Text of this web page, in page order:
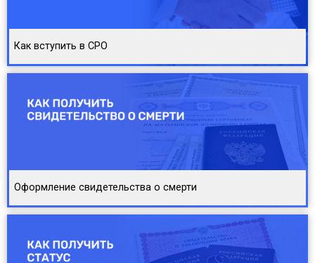
Как вступить в СРО
Оформление свидетельства о смерти